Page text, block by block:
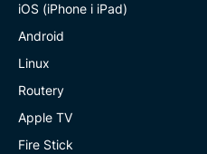
iOS (iPhone i iPad)
Android
Linux
Routery
Apple TV
Fire Stick